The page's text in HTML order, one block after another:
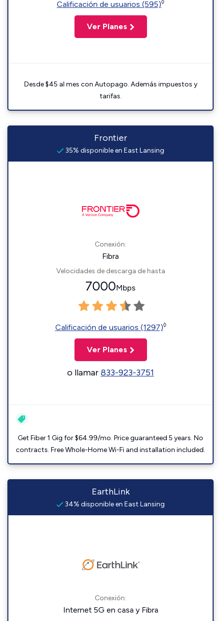
Calificación de usuarios (595)◊
Ver Planes
Desde $45 al mes con Autopago. Además impuestos y
tarifas.
Frontier
35% disponible en East Lansing
Conexión:
Fibra
Velocidades de descarga de hasta
7000Mbps
Calificación de usuarios (1297)◊
Ver Planes
o llamar833-923-3751
Get Fiber 1 Gig for $64.99/mo. Price guaranteed 5 years. No
contracts. Free Whole-Home Wi-Fi and installation included.
EarthLink
34% disponible en East Lansing
Conexión:
Internet 5G en casa y Fibra